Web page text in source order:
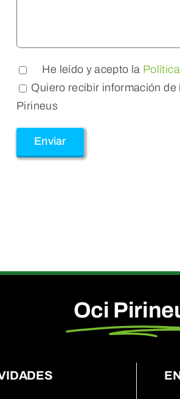
He leído y acepto la
Quiero recibir información
Pirineus
Oci